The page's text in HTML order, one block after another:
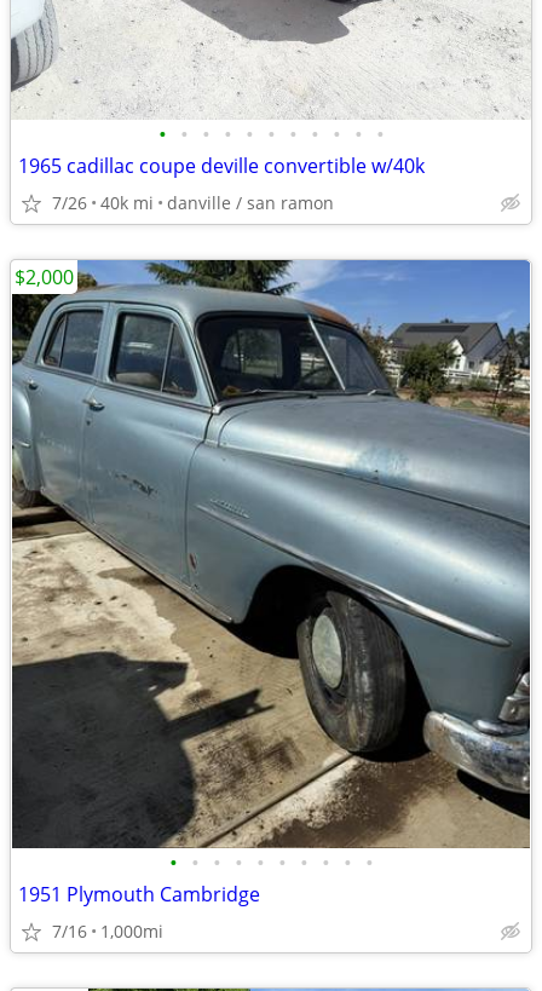
• • • • • • • • • • •
1965 cadillac coupe deville convertible w/40k
7/26 40k mi danville / san ramon
• • • • • • • • • •
1951 Plymouth Cambridge
7/16 1,000mi
$2,000